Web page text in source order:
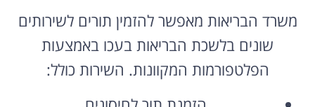
משרד הבריאות מאפשר להזמין תורים לשירותים
שונים בלשכת הבריאות בעכו באמצעות
הפלטפורמות המקוונות. השירות כולל: